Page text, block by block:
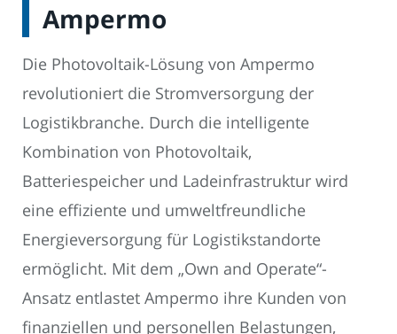
Ampermo
Die Photovoltaik-Lösung von Ampermo
revolutioniert die Stromversorgung der
Logistikbranche. Durch die intelligente
Kombination von Photovoltaik,
Batteriespeicher und Ladeinfrastruktur wird
eine effiziente und umweltfreundliche
Energieversorgung für Logistikstandorte
ermöglicht. Mit dem „Own and Operate“-
Ansatz entlastet Ampermo ihre Kunden von
finanziellen und personellen Belastungen,